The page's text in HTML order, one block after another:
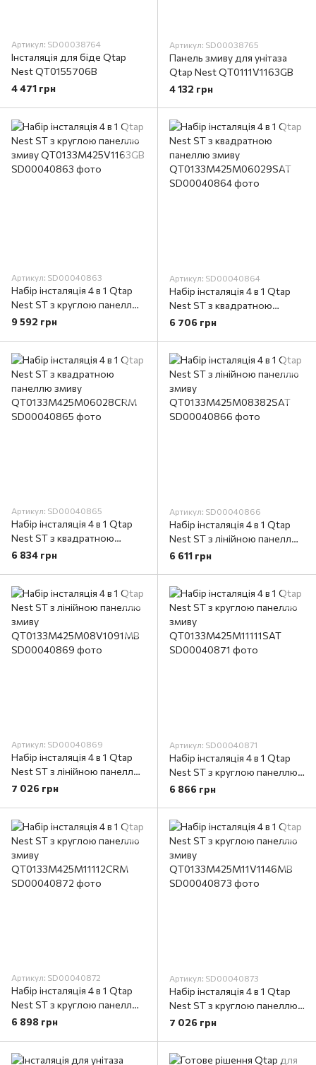
Артикул: SD00038764
Інсталяція для біде Qtap
Nest QT0155706B
4 471 грн
Артикул: SD00038765
Панель змиву для унітаза
Qtap Nest QT0111V1163GB
4 132 грн
Артикул: SD00040863
Набір інсталяція 4 в 1 Qtap
Nest ST з круглою панеллю
змиву QT0133M425V1163GB
9 592 грн
Артикул: SD00040864
Набір інсталяція 4 в 1 Qtap
Nest ST з квадратною
панеллю змиву
6 706 грн
Артикул: SD00040865
Набір інсталяція 4 в 1 Qtap
Nest ST з квадратною
панеллю змиву
6 834 грн
Артикул: SD00040866
Набір інсталяція 4 в 1 Qtap
Nest ST з лінійною панеллю
змиву
6 611 грн
Артикул: SD00040869
Набір інсталяція 4 в 1 Qtap
Nest ST з лінійною панеллю
змиву
7 026 грн
Артикул: SD00040871
Набір інсталяція 4 в 1 Qtap
Nest ST з круглою панеллю
змиву
6 866 грн
Артикул: SD00040872
Набір інсталяція 4 в 1 Qtap
Nest ST з круглою панеллю
змиву
6 898 грн
Артикул: SD00040873
Набір інсталяція 4 в 1 Qtap
Nest ST з круглою панеллю
змиву
7 026 грн